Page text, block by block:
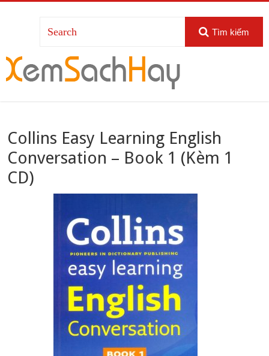
Tìm kiếm
Collins Easy Learning English
Conversation – Book 1 (Kèm 1
CD)